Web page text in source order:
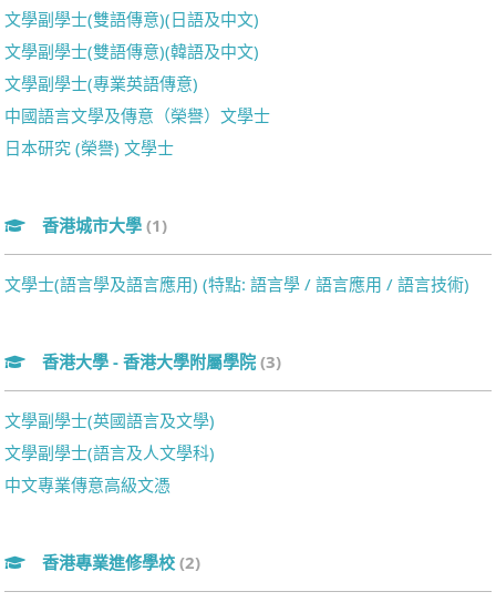
文學副學士(雙語傳意)(日語及中文)
文學副學士(雙語傳意)(韓語及中文)
文學副學士(專業英語傳意)
中國語言文學及傳意（榮譽）文學士
日本研究 (榮譽) 文學士
香港城市大學 (1)
文學士(語言學及語言應用) (特點: 語言學 / 語言應用 / 語言技術)
香港大學 - 香港大學附屬學院 (3)
文學副學士(英國語言及文學)
文學副學士(語言及人文學科)
中文專業傳意高級文憑
香港專業進修學校 (2)